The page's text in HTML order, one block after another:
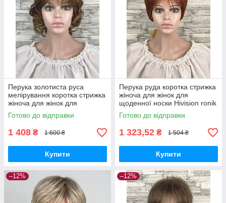
Перука золотиста руса
мелірування коротка стрижка
жіноча для жінок для
щоденної носки Hivision
1560a-v6
Готово до відправки
1 408 ₴ 1 600 ₴
Купити
Перука руда коротка стрижка
жіноча для жінок для
щоденної носки Hivision ronik
130
Готово до відправки
1 323,52 ₴ 1 504 ₴
Купити
–12% –12%